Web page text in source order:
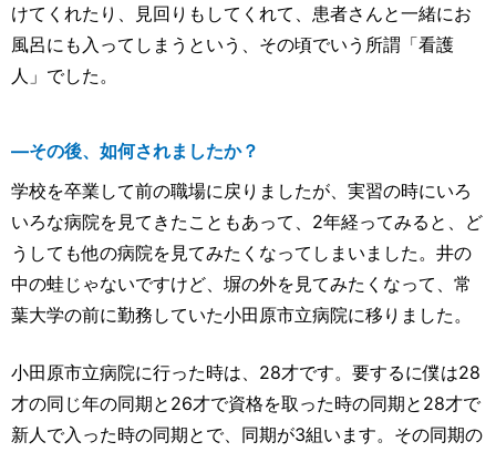
けてくれたり、見回りもしてくれて、患者さんと一緒にお
風呂にも入ってしまうという、その頃でいう所謂「看護
人」でした。
―その後、如何されましたか？
学校を卒業して前の職場に戻りましたが、実習の時にいろ
いろな病院を見てきたこともあって、2年経ってみると、ど
うしても他の病院を見てみたくなってしまいました。井の
中の蛙じゃないですけど、塀の外を見てみたくなって、常
葉大学の前に勤務していた小田原市立病院に移りました。
小田原市立病院に行った時は、28才です。要するに僕は28
才の同じ年の同期と26才で資格を取った時の同期と28才で
新人で入った時の同期とで、同期が3組います。その同期の